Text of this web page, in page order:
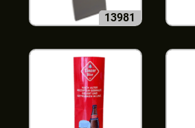
13981